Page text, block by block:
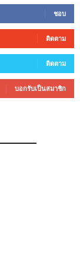
ชอบ
ติดตาม
ติดตาม
บอกรับเป็นสมาชิก